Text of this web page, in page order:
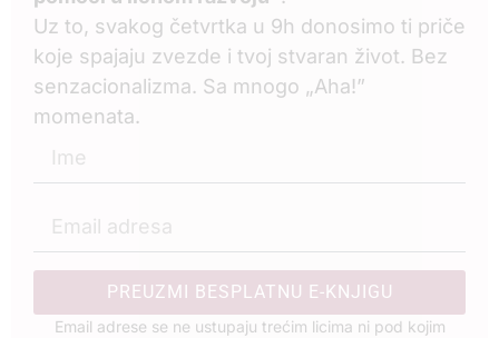
Uz to, svakog četvrtka u 9h donosimo ti priče
koje spajaju zvezde i tvoj stvaran život. Bez
senzacionalizma. Sa mnogo „Aha!”
momenata.
PREUZMI BESPLATNU E-KNJIGU
Email adrese se ne ustupaju trećim licima ni pod kojim